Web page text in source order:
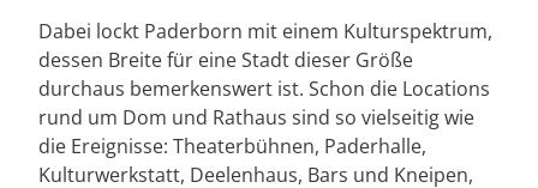
Dabei lockt Paderborn mit einem Kulturspektrum,
dessen Breite für eine Stadt dieser Größe
durchaus bemerkenswert ist. Schon die Locations
rund um Dom und Rathaus sind so vielseitig wie
die Ereignisse: Theaterbühnen, Paderhalle,
Kulturwerkstatt, Deelenhaus, Bars und Kneipen,